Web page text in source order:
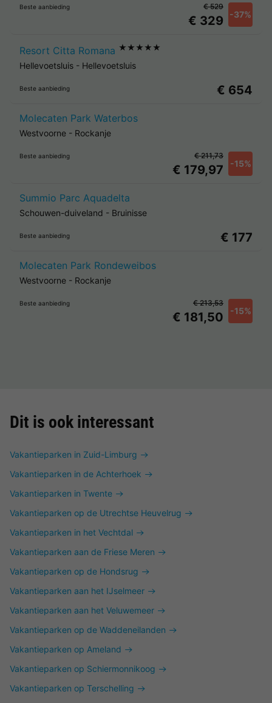
Beste aanbieding
€ 329 -37%
€ 529
Resort Citta Romana ★★★★★
Hellevoetsluis - Hellevoetsluis
Beste aanbieding € 654
Molecaten Park Waterbos
Westvoorne - Rockanje
Beste aanbieding
€ 179,97 -15%
€ 211,73
Summio Parc Aquadelta
Schouwen-duiveland - Bruinisse
Beste aanbieding € 177
Molecaten Park Rondeweibos
Westvoorne - Rockanje
Beste aanbieding
€ 181,50 -15%
€ 213,53
Dit is ook interessant
Vakantieparken in Zuid-Limburg
Vakantieparken in de Achterhoek
Vakantieparken in Twente
Vakantieparken op de Utrechtse Heuvelrug
Vakantieparken in het Vechtdal
Vakantieparken aan de Friese Meren
Vakantieparken op de Hondsrug
Vakantieparken aan het IJselmeer
Vakantieparken aan het Veluwemeer
Vakantieparken op de Waddeneilanden
Vakantieparken op Ameland
Vakantieparken op Schiermonnikoog
Vakantieparken op Terschelling